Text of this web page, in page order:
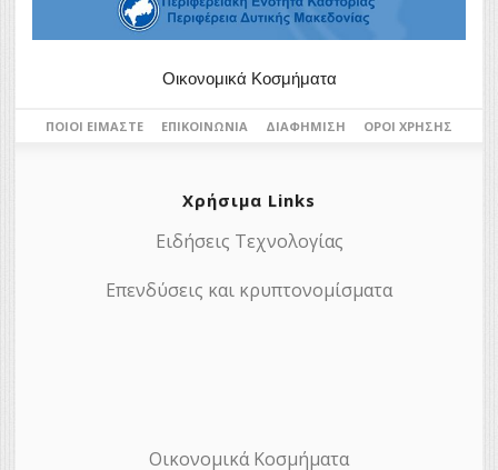
Οικονομικά Κοσμήματα
ΠΟΙΟΙ ΕΊΜΑΣΤΕ ΕΠΙΚΟΙΝΩΝΊΑ ΔΙΑΦΉΜΙΣΗ ΌΡΟΙ ΧΡΉΣΗΣ
Χρήσιμα Links
Ειδήσεις Τεχνολογίας
Επενδύσεις και κρυπτονομίσματα
Οικονομικά Κοσμήματα